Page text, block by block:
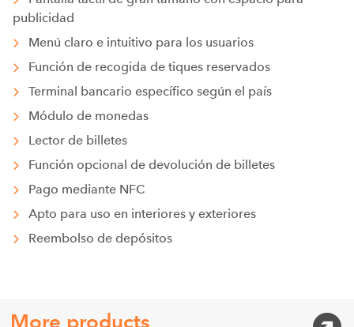
publicidad
Menú claro e intuitivo para los usuarios
Función de recogida de tiques reservados
Terminal bancario específico según el país
Módulo de monedas
Lector de billetes
Función opcional de devolución de billetes
Pago mediante NFC
Apto para uso en interiores y exteriores
Reembolso de depósitos
More products